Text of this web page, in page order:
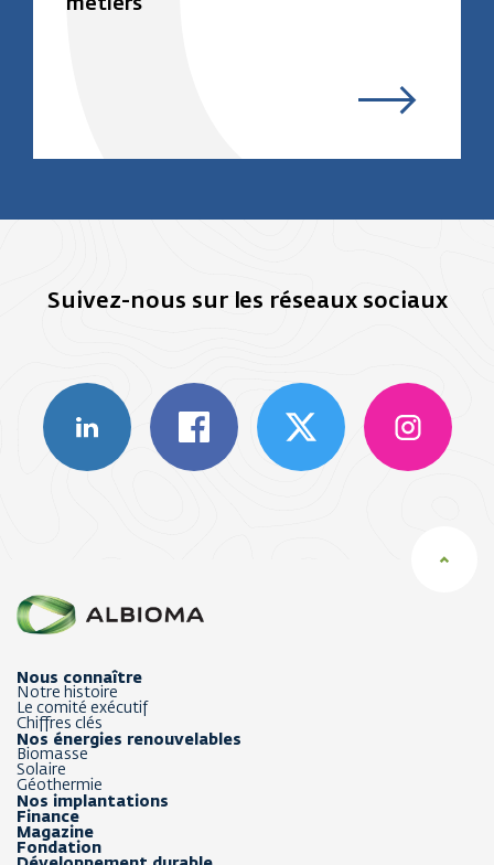
métiers
Suivez-nous sur les réseaux sociaux
Nous connaître
Notre histoire
Le comité exécutif
Chiffres clés
Nos énergies renouvelables
Biomasse
Solaire
Géothermie
Nos implantations
Finance
Magazine
Fondation